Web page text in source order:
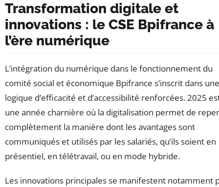
Transformation digitale et
innovations : le CSE Bpifrance à
l’ère numérique
L’intégration du numérique dans le fonctionnement du
comité social et économique Bpifrance s’inscrit dans une
logique d’efficacité et d’accessibilité renforcées. 2025
une année charnière où la digitalisation permet de
complètement la manière dont les avantages sont
communiqués et utilisés par les salariés, qu’ils soient en
présentiel, en télétravail, ou en mode hybride.
Les innovations principales se manifestent notamment